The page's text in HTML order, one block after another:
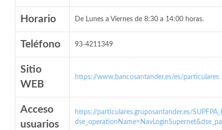
Horario De Lunes a Viernes de 8:30 a 14:00 horas.
Teléfono 93-4211349
Sitio
WEB
https://www.bancosantander.es/es/particulares
Acceso
usuarios
https://particulares.gruposantander.es/